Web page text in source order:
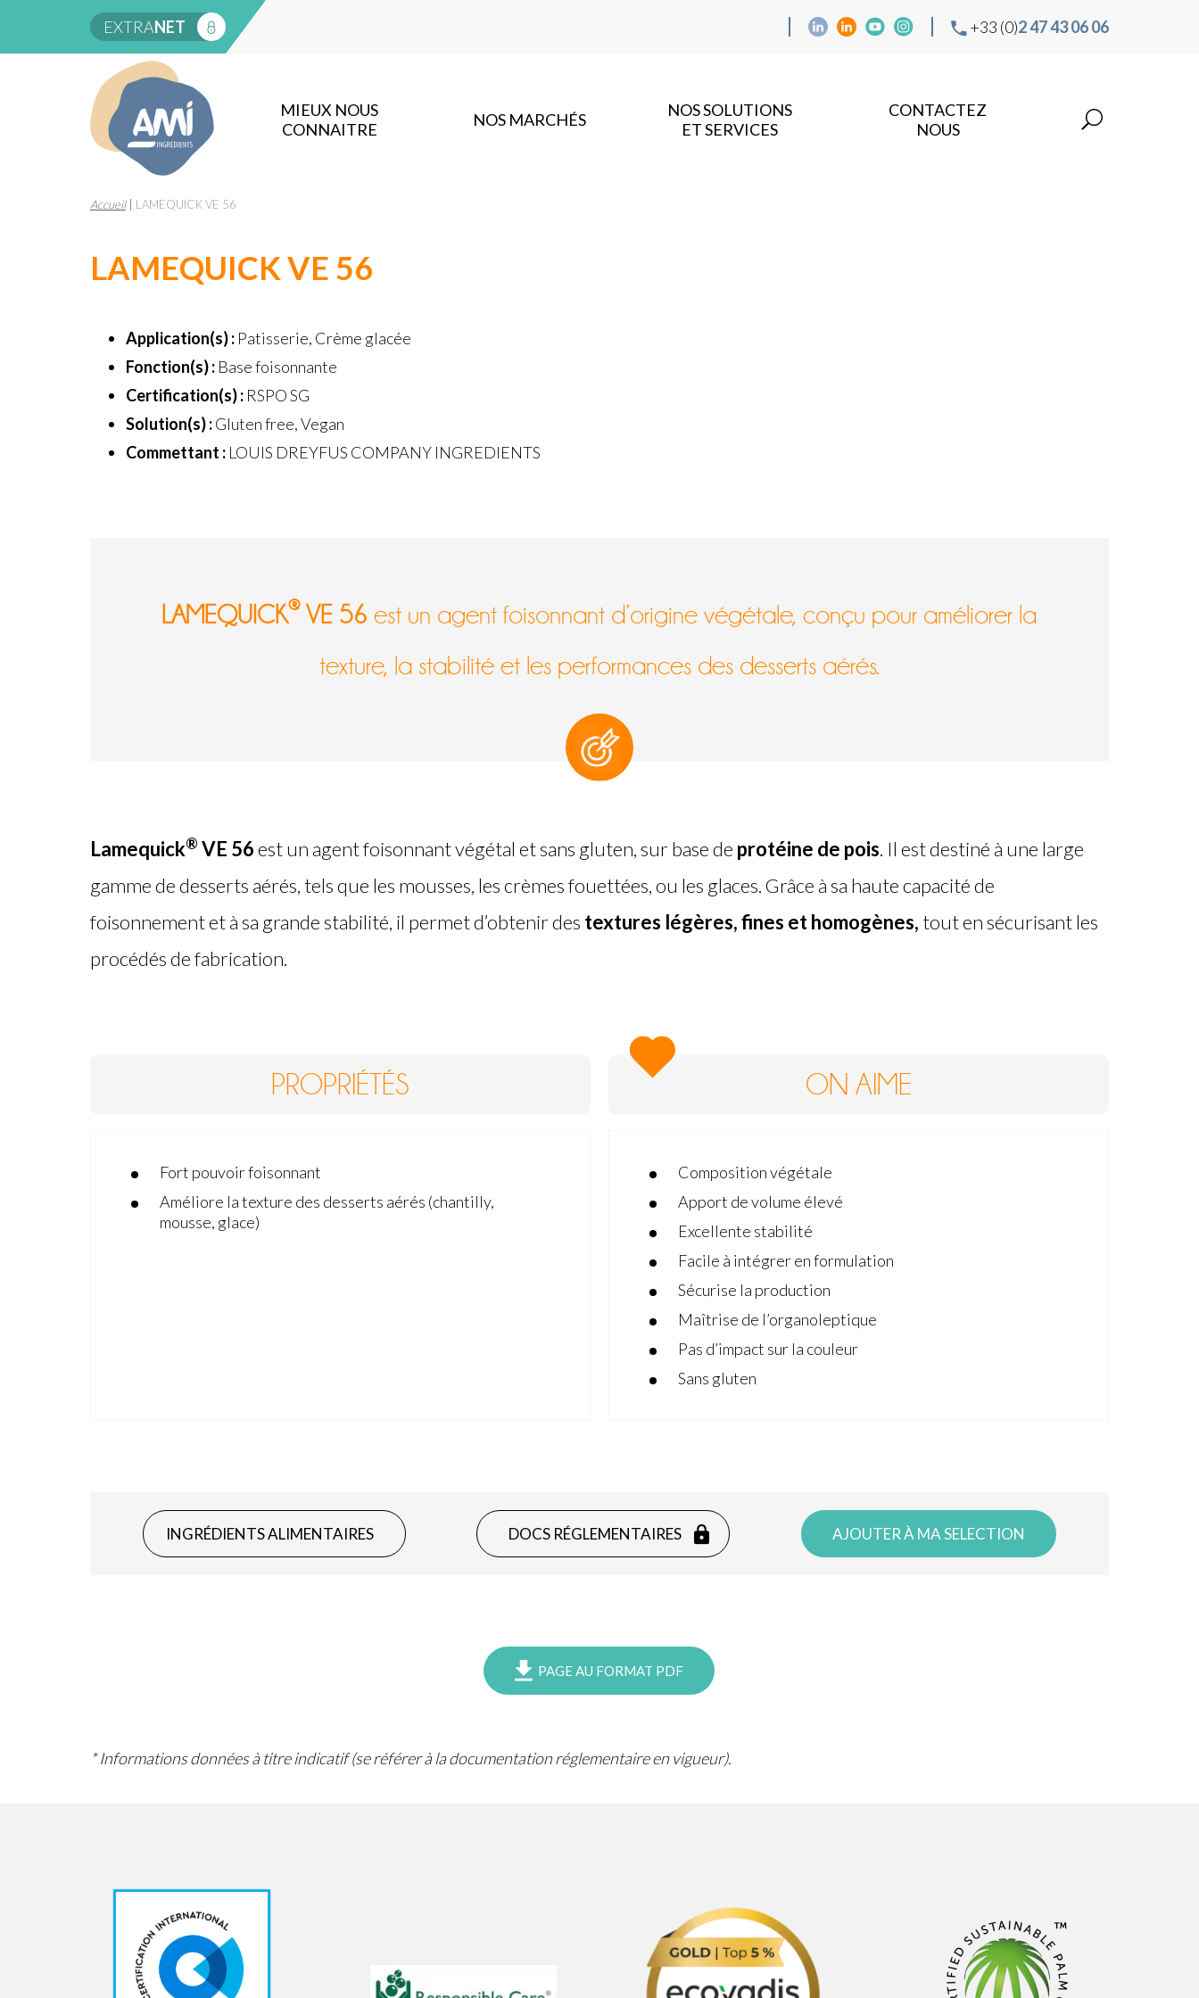
EXTRANET +33 (0)2 47 43 06 06
MIEUX NOUS
CONNAITRE
NOS MARCHÉS
NOS SOLUTIONS
ET SERVICES
CONTACTEZ
NOUS
Accueil| LAMEQUICK VE 56
LAMEQUICK VE 56
Application(s) :Patisserie, Crème glacée
Fonction(s) :Base foisonnante
Certification(s) :RSPO SG
Solution(s) :Gluten free, Vegan
Commettant :LOUIS DREYFUS COMPANY INGREDIENTS
LAMEQUICK®VE 56 est un agent foisonnant d’origine végétale, conçu pour améliorer la
texture, la stabilité et les performances des desserts aérés.
Lamequick® VE 56est un agent foisonnant végétal et sans gluten, sur base de protéine de pois. Il est destiné à une large
gamme de desserts aérés, tels que les mousses, les crèmes fouettées, ou les glaces. Grâce à sa haute capacité de
foisonnement et à sa grande stabilité, il permet d’obtenir des textures légères, fines et homogènes, tout en sécurisant les
procédés de fabrication.
PROPRIÉTÉS
Fort pouvoir foisonnant
Améliore la texture des desserts aérés (chantilly,
mousse, glace)
ON AIME
Composition végétale
Apport de volume élevé
Excellente stabilité
Facile à intégrer en formulation
Sécurise la production
Maîtrise de l’organoleptique
Pas d’impact sur la couleur
Sans gluten
INGRÉDIENTS ALIMENTAIRES DOCS RÉGLEMENTAIRES AJOUTER À MA SELECTION
PAGE AU FORMAT PDF
* Informations données à titre indicatif (se référer à la documentation réglementaire en vigueur).